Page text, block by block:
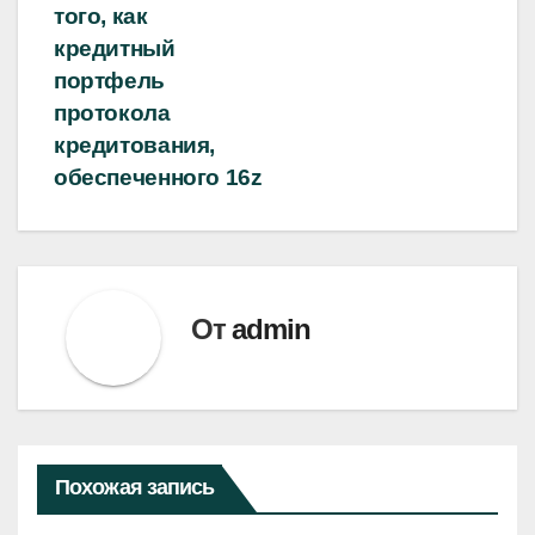
того, как
кредитный
портфель
протокола
кредитования,
обеспеченного 16z
Отadmin
Похожая запись